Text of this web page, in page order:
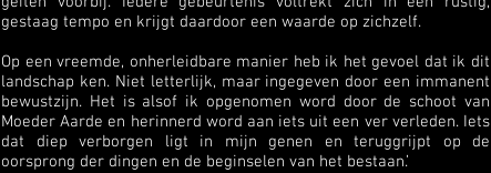
gestaag tempo en krijgt daardoor een waarde op zichzelf.
Op een vreemde, onherleidbare manier heb ik het gevoel dat ik dit
landschap ken. Niet letterlijk, maar ingegeven door een immanent
bewustzijn. Het is alsof ik opgenomen word door de schoot van
Moeder Aarde en herinnerd word aan iets uit een ver verleden. Iets
dat diep verborgen ligt in mijn genen en teruggrijpt op de
oorsprong der dingen en de beginselen van het bestaan.’